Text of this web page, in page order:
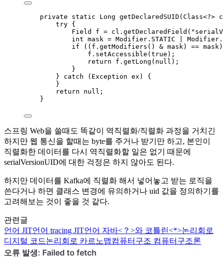
private static Long getDeclaredSUID (Class<?>
try {
Field
f = cl . getDeclaredField ( "
int mask = Modifier . STATIC Modifier .
if (( f . getModifiers () & mask) ==
f . setAccessible (true ) ;
return
f . getLong ( null ) ;
}
} catch ( Exception ex )
{
}
return
null ;
}
스프링 Web을 쓸때도 똑같이 역직렬화/직렬화 과정을 거치긴
하지만 웹 통신을 할때는 byte를 주거나 받기만 하고, 본인이
직렬화한 데이터를 다시 역직렬화할 일은 없기 때문에
serialVersionUID에 대한 걱정은 하지 않아도 된다.
하지만 데이터를 Kafka에 직렬화 해서 넣어놓고 받는 로직을
쓴다거나 하면 클래스 변경에 유의하거나 uid 값을 정의하기를
고려해보는 것이 좋을 것 같다.
관련글
언어 JIT언어 tracing JIT언어 자바<？>와 코틀린<*>논리회로
디지털 코드논리회로 카르노맵컴퓨터구조 컴퓨터구조론